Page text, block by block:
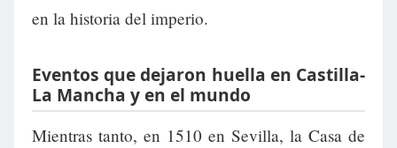
en la historia del imperio.
Eventos que dejaron huella en Castilla-
La Mancha y en el mundo
Mientras tanto, en 1510 en Sevilla, la Casa de